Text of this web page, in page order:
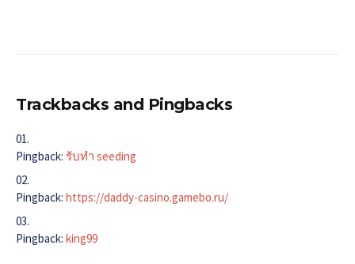
Trackbacks and Pingbacks
Pingback: รับทำ seeding
Pingback: https://daddy-casino.gamebo.ru/
Pingback: king99